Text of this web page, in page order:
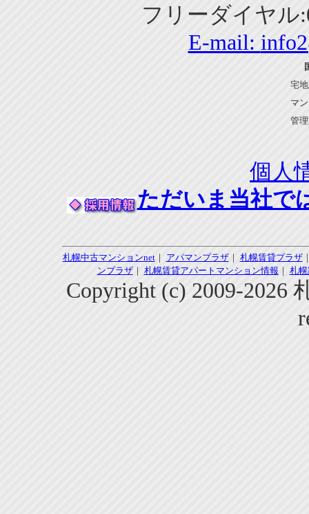
フリーダイヤル
E-mail:
宅
マ
管
個人
ただいま当社で
札幌中古マンションnet｜ アパマンプラザ｜ 札幌賃貸プラザ
ンプラザ｜ 札幌賃貸アパートマンション情報 ｜ 札
Copyright (c) 2009-2026